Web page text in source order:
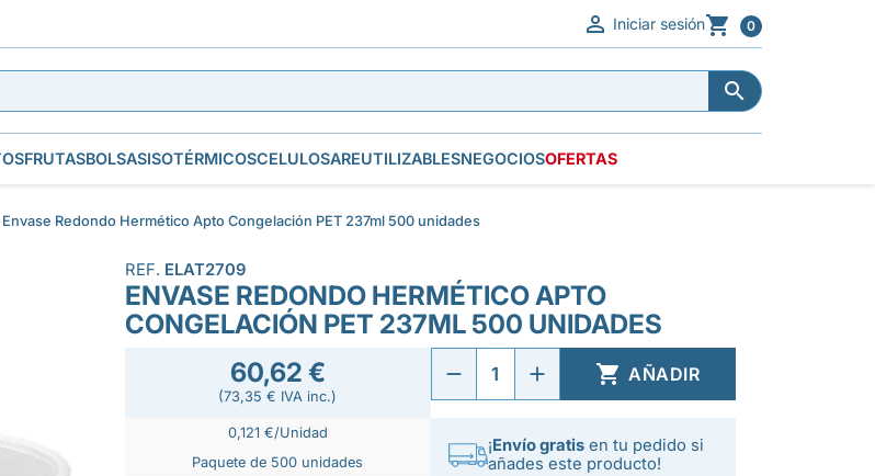
 Iniciar sesión 0


FRUTASBOLSASISOTÉRMICOSCELULOSAREUTILIZABLESNEGOCIOSOFERTAS
Envase Redondo Hermético Apto Congelación PET 237ml 500 unidades
REF. ELAT2709
ENVASE REDONDO HERMÉTICO APTO
CONGELACIÓN PET 237ML 500 UNIDADES
60,62 €
(73,35 € IVA inc.)
0,121 €/Unidad
Paquete de 500 unidades
 AÑADIR
¡Envío gratisen tu pedido si
añades este producto!